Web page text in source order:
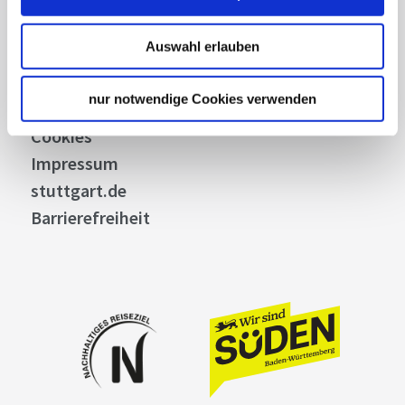
Auswahl erlauben
nur notwendige Cookies verwenden
Allgemeine Geschäftsbedingungen
Widerruf
Kontakt
Cookies
Impressum
stuttgart.de
Barrierefreiheit